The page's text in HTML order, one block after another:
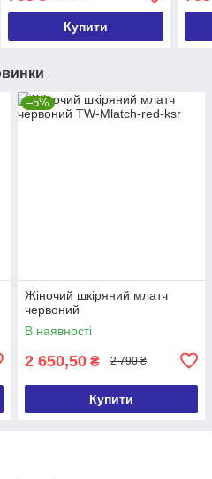
Купити
–5%
Жіночий шкіряний млатч
червоний
В наявності
2 650,50 ₴ 2 790 ₴
Купити